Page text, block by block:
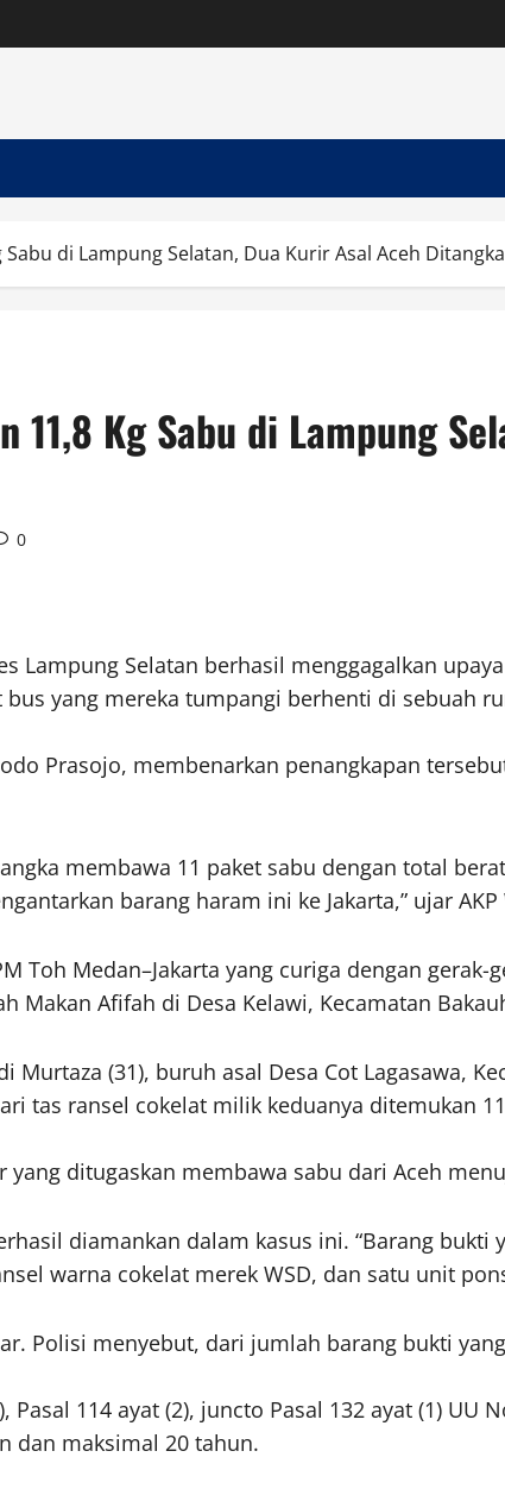
di Lampung Selatan, Dua Kurir Asal Aceh
11,8 Kg Sabu di Lampung
0
Lampung Selatan berhasil menggagalkan
yang mereka tumpangi berhenti di sebuah
Prasojo, membenarkan penangkapan
membawa 11 paket sabu dengan total
barang haram ini ke Jakarta,” ujar
Toh Medan–Jakarta yang curiga dengan
Makan Afifah di Desa Kelawi, Kecamatan
(31), buruh asal Desa Cot Lagasawa,
tas ransel cokelat milik keduanya ditemukan
ditugaskan membawa sabu dari Aceh
diamankan dalam kasus ini. “Barang
warna cokelat merek WSD, dan satu unit
Polisi menyebut, dari jumlah barang bukti
114 ayat (2), juncto Pasal 132 ayat (1) UU
dan maksimal 20 tahun.